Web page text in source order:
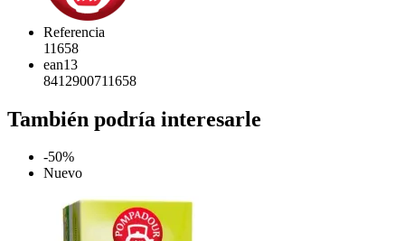
Referencia
11658
ean13
8412900711658
También podría interesarle
-50%
Nuevo